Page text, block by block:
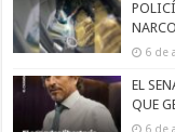
6 de
EL
QUE
6 de